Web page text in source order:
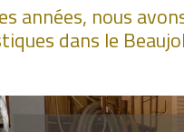
années, nous
dans le